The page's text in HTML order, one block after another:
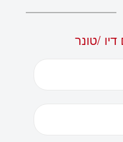
/טונר